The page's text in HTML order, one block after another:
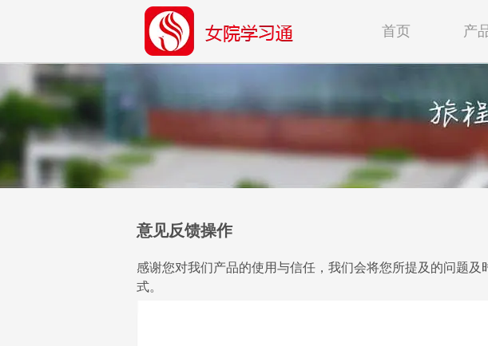
首页 产
意见反馈操作
感谢您对我们产品的使用与信任，我们会将您所提及的问题
式。